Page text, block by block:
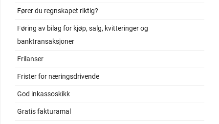
Fører du regnskapet riktig?
Føring av bilag for kjøp, salg, kvitteringer og
banktransaksjoner
Frilanser
Frister for næringsdrivende
God inkassoskikk
Gratis fakturamal